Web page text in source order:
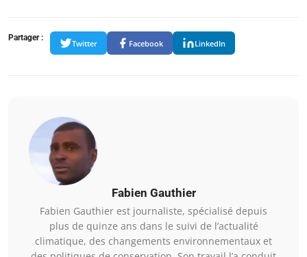
Partager :
Twitter Facebook LinkedIn
Fabien Gauthier
Fabien Gauthier est journaliste, spécialisé depuis
plus de quinze ans dans le suivi de l’actualité
climatique, des changements environnementaux et